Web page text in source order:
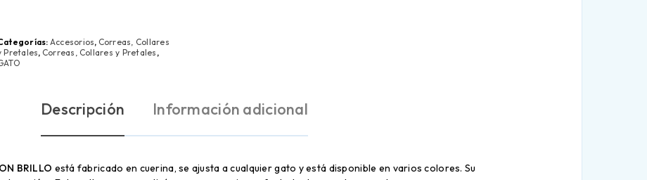
Accesorios, Correas, Collares
Pretales, Correas, Collares y Pretales ,
Descripción Información adicional
BRILLO está fabricado en cuerina, se ajusta a cualquier gato y está disponible en varios colores. Su